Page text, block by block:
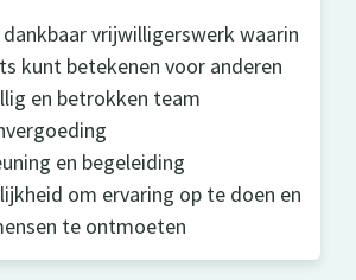
dankbaar vrijwilligerswerk waarin
kunt betekenen voor anderen
en betrokken team
en begeleiding
om ervaring op te doen en
te ontmoeten